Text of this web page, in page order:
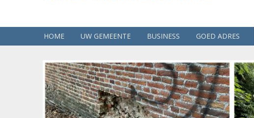
HOME UW GEMEENTE BUSINESS GOED ADRES